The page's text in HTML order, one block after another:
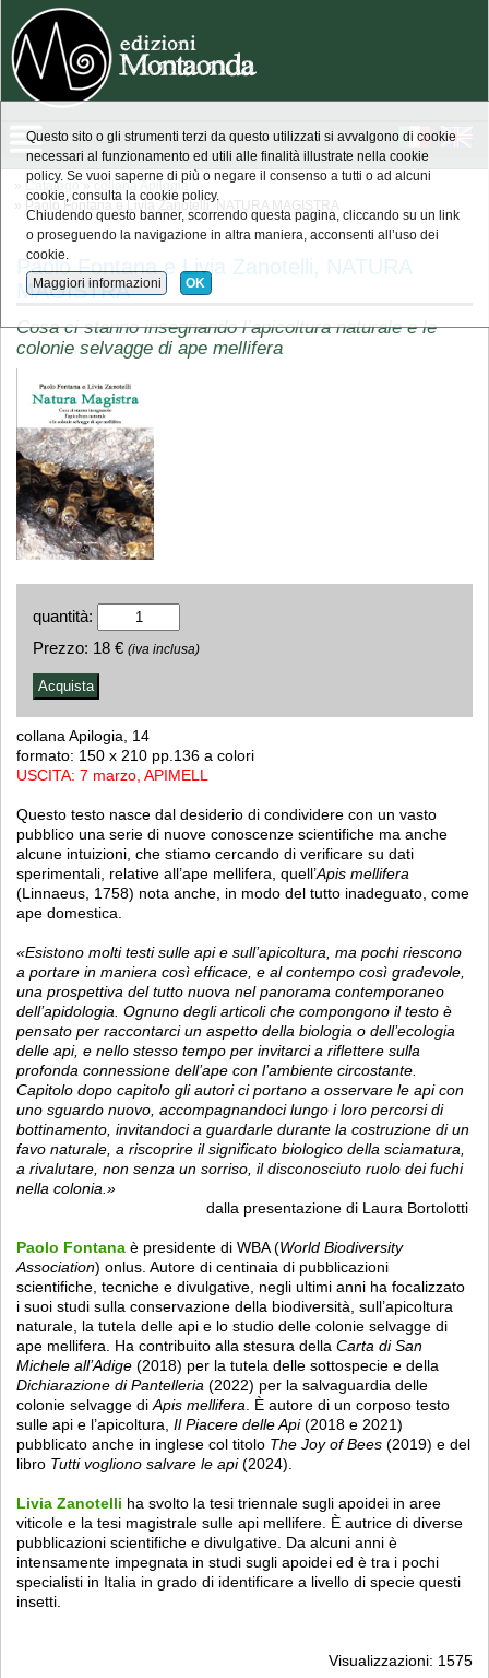
» Catalogo »
collana Apilogia
» Paolo Fontana e Livia Zanotelli, NATURA MAGISTRA
Paolo Fontana e Livia Zanotelli, NATURA
MAGISTRA
Cosa ci stanno insegnando l’apicoltura naturale e le
colonie selvagge di ape mellifera
quantità:
Prezzo: 18 € (iva inclusa)
collana Apilogia, 14
formato: 150 x 210 pp.136 a colori
USCITA: 7 marzo, APIMELL
Questo testo nasce dal desiderio di condividere con un vasto
pubblico una serie di nuove conoscenze scientifiche ma anche
alcune intuizioni, che stiamo cercando di verificare su dati
sperimentali, relative all’ape mellifera, quell’Apis mellifera
(Linnaeus, 1758) nota anche, in modo del tutto inadeguato, come
ape domestica.
«Esistono molti testi sulle api e sull’apicoltura, ma pochi riescono
a portare in maniera così efficace, e al contempo così gradevole,
una prospettiva del tutto nuova nel panorama contemporaneo
dell’apidologia. Ognuno degli articoli che compongono il testo è
pensato per raccontarci un aspetto della biologia o dell’ecologia
delle api, e nello stesso tempo per invitarci a riflettere sulla
profonda connessione dell’ape con l’ambiente circostante.
Capitolo dopo capitolo gli autori ci portano a osservare le api con
uno sguardo nuovo, accompagnandoci lungo i loro percorsi di
bottinamento, invitandoci a guardarle durante la costruzione di un
favo naturale, a riscoprire il significato biologico della sciamatura,
a rivalutare, non senza un sorriso, il disconosciuto ruolo dei fuchi
nella colonia.»
dalla presentazione di Laura Bortolotti
Paolo Fontana è presidente di WBA (World Biodiversity
Association) onlus. Autore di centinaia di pubblicazioni
scientifiche, tecniche e divulgative, negli ultimi anni ha focalizzato
i suoi studi sulla conservazione della biodiversità, sull’apicoltura
naturale, la tutela delle api e lo studio delle colonie selvagge di
ape mellifera. Ha contribuito alla stesura dellaCarta di San
Michele all’Adige(2018) per la tutela delle sottospecie e della
Dichiarazione di Pantelleria(2022) per la salvaguardia delle
colonie selvagge diApis mellifera . È autore di un corposo testo
sulle api e l’apicoltura,Il Piacere delle Api(2018 e 2021)
pubblicato anche in inglese col titolo The Joy of Bees(2019) e del
libro Tutti vogliono salvare le api(2024).
Livia Zanotelli ha svolto la tesi triennale sugli apoidei in aree
viticole e la tesi magistrale sulle api mellifere. È autrice di diverse
pubblicazioni scientifiche e divulgative. Da alcuni anni è
intensamente impegnata in studi sugli apoidei ed è tra i pochi
specialisti in Italia in grado di identificare a livello di specie questi
insetti.
Visualizzazioni: 1575
Questo sito o gli strumenti terzi da questo utilizzati si avvalgono di cookie
necessari al funzionamento ed utili alle finalità illustrate nella cookie
policy. Se vuoi saperne di più o negare il consenso a tutti o ad alcuni
cookie, consulta la cookie policy.
Chiudendo questo banner, scorrendo questa pagina, cliccando su un link
o proseguendo la navigazione in altra maniera, acconsenti all’uso dei
cookie.
Maggiori informazioni OK